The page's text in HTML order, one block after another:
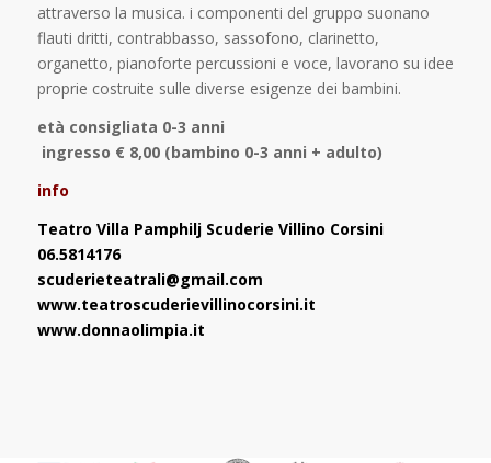
attraverso la musica. i componenti del gruppo suonano
flauti dritti, contrabbasso, sassofono, clarinetto,
organetto, pianoforte percussioni e voce, lavorano su idee
proprie costruite sulle diverse esigenze dei bambini.
età consigliata 0-3 anni
ingresso € 8,00 (bambino 0-3 anni + adulto)
info
Teatro Villa Pamphilj Scuderie Villino Corsini
06.5814176
scuderieteatrali@gmail.com
www.teatroscuderievillinocorsini.it
www.donnaolimpia.it